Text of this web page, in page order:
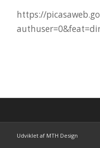
https://
Udviklet af MTH Design